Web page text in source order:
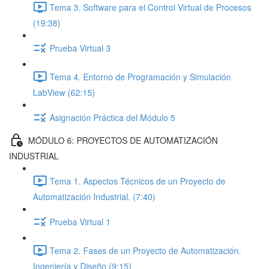
Tema 3. Software para el Control Virtual de Procesos
(19:38)
Prueba Virtual 3
Tema 4. Entorno de Programación y Simulación
LabView (62:15)
Asignación Práctica del Módulo 5
MÓDULO 6: PROYECTOS DE AUTOMATIZACIÓN
INDUSTRIAL
Tema 1. Aspectos Técnicos de un Proyecto de
Automatización Industrial. (7:40)
Prueba Virtual 1
Tema 2. Fases de un Proyecto de Automatización.
Ingeniería y Diseño (9:15)